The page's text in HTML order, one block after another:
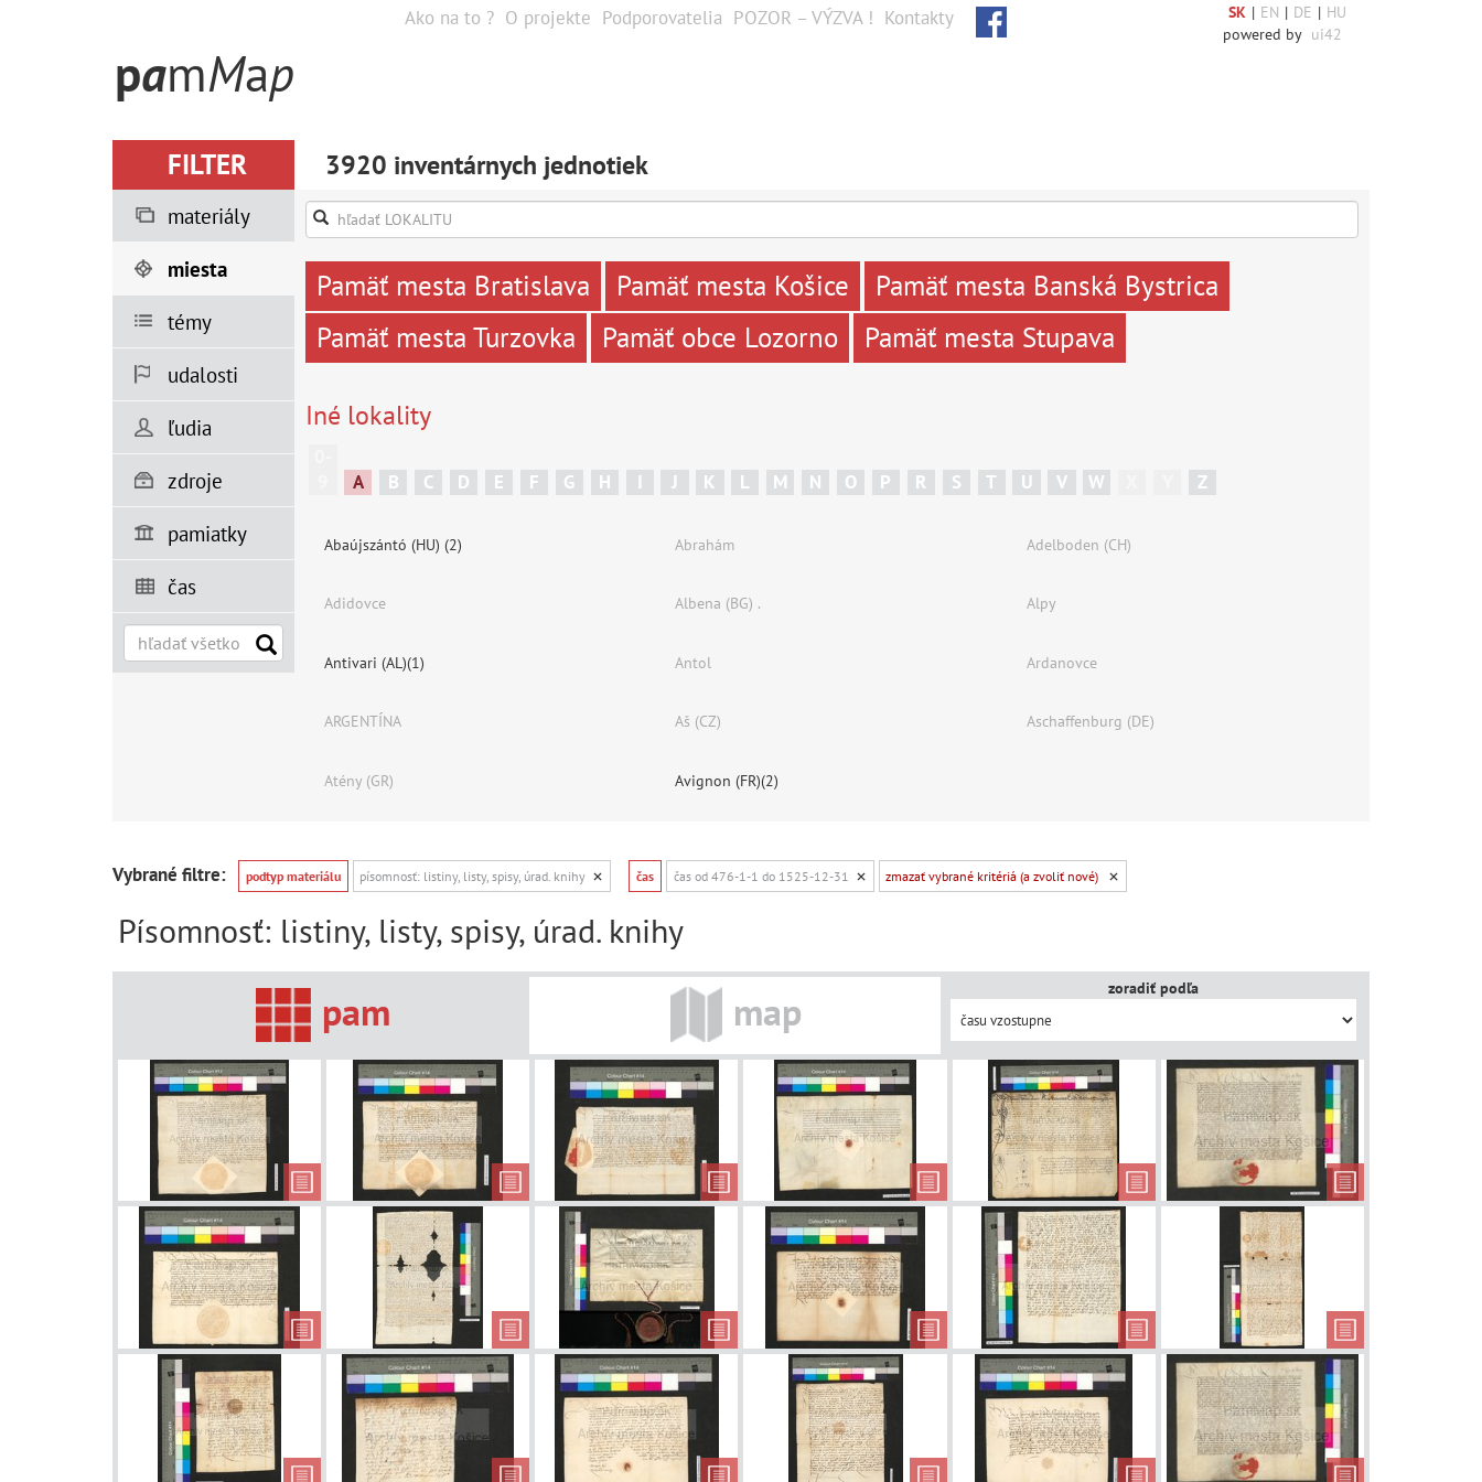
Ako na to ? O projekte Podporovatelia POZOR – VÝZVA ! Kontakty SK | EN | DE | HU
powered by ui42
pamMap
FILTER 3920 inventárnych jednotiek
materiály
miesta
témy
udalosti
ľudia
zdroje
pamiatky
čas
Pamäť mesta Bratislava Pamäť mesta Košice
Pamäť mesta Banská Bystrica
Pamäť mesta Turzovka
Pamäť obce Lozorno Pamäť mesta Stupava
Iné lokality
A B C D E F G H I J K L M N O P R S T U V W Z
Abaújszántó (HU) (2) Abrahám Adelboden (CH)
Adidovce Albena (BG) . Alpy
Antivari (AL)(1) Antol Ardanovce
ARGENTÍNA Aš (CZ) Aschaffenburg (DE)
Atény (GR) Avignon (FR)(2)
Vybrané filtre: podtyp materiálu písomnosť: listiny, listy, spisy, úrad. knihy čas čas od 476-1-1 do 1525-12-31 zmazať vybrané kritériá (a zvoliť nové)
Písomnosť: listiny, listy, spisy, úrad. knihy
pam map zoradiť podľa
Príkaz na
akceptovanie
nového prepošta
Zákaz vyberania
daní
Potvrdenie
oslobodenia od
platenia daní
Potvrdenie
nového prepošta
Vymenovanie
nového prepošta
Mandát
Oslobodenie od
platenia taxy pre
mestečko Forró
Vrátenie majetku
poddaného
Povolenie na
konanie jarmoku
na sviatok...
Zákaz vyberania
cla
Vyšetrovanie
neoprávneného
vyberania cla